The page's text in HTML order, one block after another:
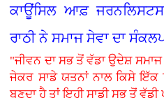
ਕਾਊਂਸਿਲ ਆਫ਼
ਰਾਠੀ ਨੇ ਸਮਾਜ ਸੇਵਾ ਦਾ
"ਜੀਵਨ ਦਾ ਸਭ ਤੋਂ ਵੱਡਾ ਉਦੇਸ਼
ਜੇਕਰ ਸਾਡੇ ਯਤਨਾਂ ਨਾਲ ਕਿਸੇ ਇੱਕ
ਬਣਦਾ ਹੈ ਤਾਂ ਇਹੀ ਸਾਡੀ ਸਭ ਤੋਂ